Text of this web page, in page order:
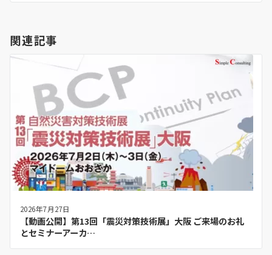
関連記事
2026年7月27日
【動画公開】第13回「震災対策技術展」大阪 ご来場のお礼
とセミナーアーカ…